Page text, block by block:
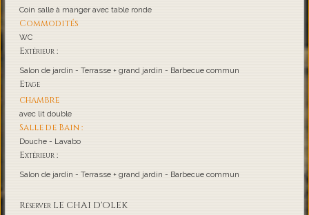
Coin salle à manger avec table ronde
Commodités
WC
Extérieur :
Salon de jardin - Terrasse + grand jardin - Barbecue commun
Etage
chambre
avec lit double
Salle de Bain :
Douche - Lavabo
Extérieur :
Salon de jardin - Terrasse + grand jardin - Barbecue commun
Réserver LE CHAI D'OLEK